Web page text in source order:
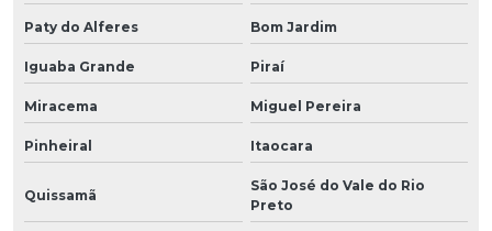
Paty do Alferes Bom Jardim
Iguaba Grande Piraí
Miracema Miguel Pereira
Pinheiral Itaocara
Quissamã
São José do Vale do Rio
Preto